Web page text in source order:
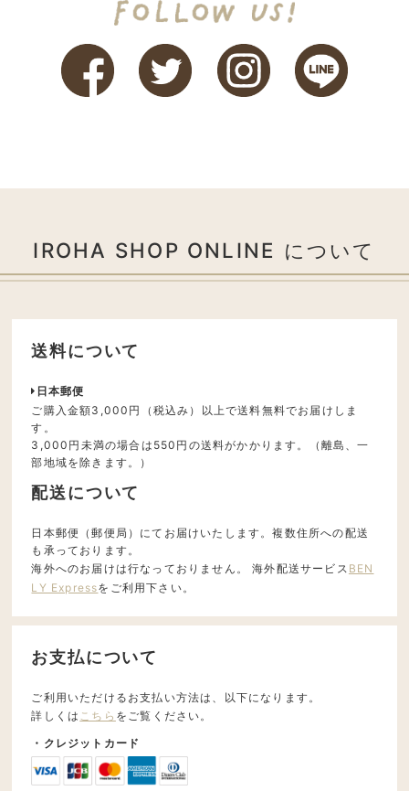
IROHA SHOP ONLINE について
送料について
日本郵便
ご購入金額3,000円（税込み）以上で送料無料でお届けしま
す。
3,000円未満の場合は550円の送料がかかります。（離島、一
部地域を除きます。）
配送について
日本郵便（郵便局）にてお届けいたします。複数住所への配送
も承っております。
海外へのお届けは行なっておりません。 海外配送サービス BEN
LY Expressをご利用下さい。
お支払について
ご利用いただけるお支払い方法は、以下になります。
詳しくは こちら をご覧ください。
・クレジットカード